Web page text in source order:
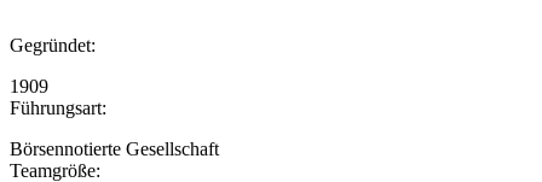
Gegründet:
1909
Führungsart:
Börsennotierte Gesellschaft
Teamgröße: